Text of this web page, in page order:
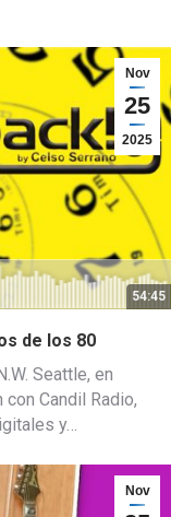
Nov
25
2025
54:45
de los 80
Seattle, en
con Candil Radio,
y…
Nov